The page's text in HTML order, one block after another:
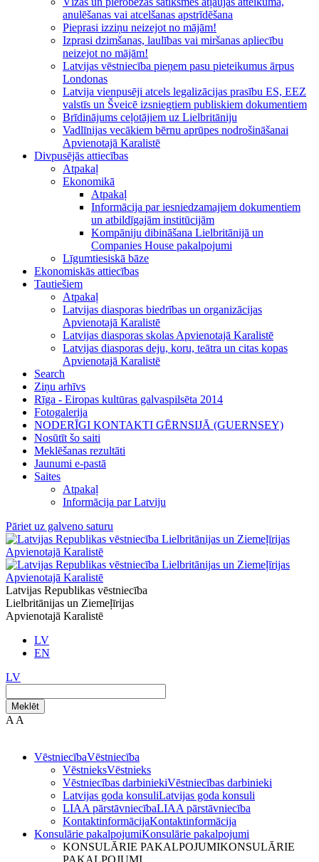
anulēšanas vai atcelšanas apstrīdēšana
Pieprasi izziņu neizejot no mājām!
Izprasi dzimšanas, laulības vai miršanas apliecību
neizejot no mājām!
Latvijas vēstniecība pieņem pasu pieteikumus ārpus
Londonas
Latvija vienpusēji atcels legalizācijas prasību ES, EEZ
valstīs un Šveicē izsniegtiem publiskiem dokumentiem
Brīdinājums ceļotājiem uz Lielbritāniju
Vadlīnijas vecākiem bērnu aprūpes nodrošināšanai
Apvienotajā Karalistē
Divpusējās attiecības
Atpakaļ
Ekonomikā
Atpakaļ
Informācija par iesniedzamajiem dokumentiem
un atbildīgajām institūcijām
Kompāniju dibināšana Lielbritānijā un
Companies House pakalpojumi
Līgumtiesiskā bāze
Ekonomiskās attiecības
Tautiešiem
Atpakaļ
Latvijas diasporas biedrības un organizācijas
Apvienotajā Karalistē
Latvijas diasporas skolas Apvienotajā Karalistē
Latvijas diasporas deju, koru, teātra un citas kopas
Apvienotajā Karalistē
Search
Ziņu arhīvs
Rīga - Eiropas kultūras galvaspilsēta 2014
Fotogalerija
NODERĪGI KONTAKTI GĒRNSIJĀ (GUERNSEY)
Nosūtīt šo saiti
Meklēšanas rezultāti
Jaunumi e-pastā
Saites
Atpakaļ
Informācija par Latviju
Pāriet uz galveno saturu
Latvijas Republikas vēstniecība
Lielbritānijas un Ziemeļīrijas
Apvienotajā Karalistē
LV
EN
LV
Meklēt
A A
VēstniecībaVēstniecība
VēstnieksVēstnieks
Vēstniecības darbiniekiVēstniecības darbinieki
Latvijas goda konsuliLatvijas goda konsuli
LIAA pārstāvniecībaLIAA pārstāvniecība
KontaktinformācijaKontaktinformācija
Konsulārie pakalpojumiKonsulārie pakalpojumi
KONSULĀRIE PAKALPOJUMIKONSULĀRIE
PAKALPOJUMI